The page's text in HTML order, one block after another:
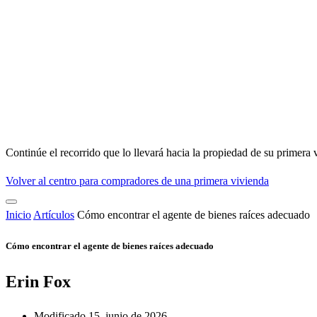
Continúe el recorrido que lo llevará hacia la propiedad de su primera
Volver al centro para compradores de una primera vivienda
Inicio Artículos Cómo encontrar el agente de bienes raíces adecuado
Cómo encontrar el agente de bienes raíces adecuado
Erin Fox